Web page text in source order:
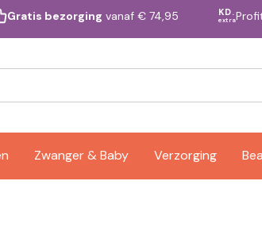
Gratis bezorging vanaf € 74,95 KD.
extra
Zwanger & Baby Verzorging